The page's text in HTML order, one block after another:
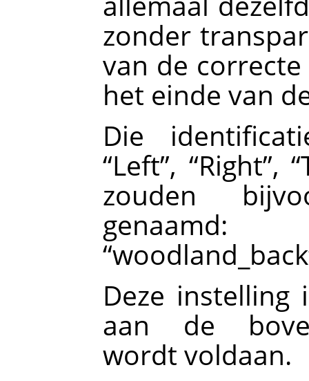
zonder
van de
het einde van
Die
“Left”, “Right”, “
zouden
“woodland_back
Deze instelling
aan de
wordt voldaan.